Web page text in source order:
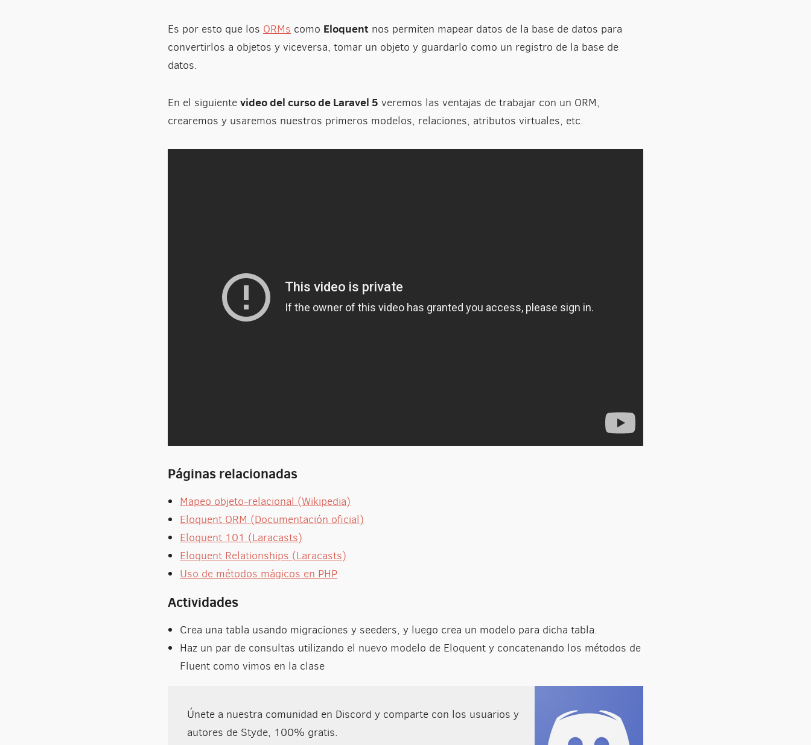
Es por esto que los ORMs como Eloquent nos permiten mapear datos de la base de datos para
convertirlos a objetos y viceversa, tomar un objeto y guardarlo como un registro de la base de
datos.
En el siguiente video del curso de Laravel 5 veremos las ventajas de trabajar con un ORM,
crearemos y usaremos nuestros primeros modelos, relaciones, atributos virtuales, etc.
Páginas relacionadas
Mapeo objeto-relacional (Wikipedia)
Eloquent ORM (Documentación oficial)
Eloquent 101 (Laracasts)
Eloquent Relationships (Laracasts)
Uso de métodos mágicos en PHP
Actividades
Crea una tabla usando migraciones y seeders, y luego crea un modelo para dicha tabla.
Haz un par de consultas utilizando el nuevo modelo de Eloquent y concatenando los métodos de
Fluent como vimos en la clase
Únete a nuestra comunidad en Discord y comparte con los usuarios y
autores de Styde, 100% gratis.